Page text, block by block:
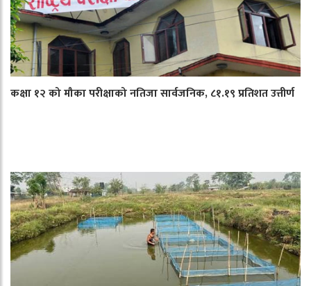
कक्षा १२ को मौका परीक्षाको नतिजा सार्वजनिक, ८१.१९ प्रतिशत उत्तीर्ण